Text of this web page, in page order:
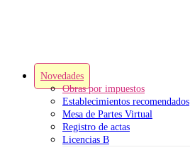
Novedades
Obras por impuestos
Establecimientos recomendados
Mesa de Partes Virtual
Registro de actas
Licencias B